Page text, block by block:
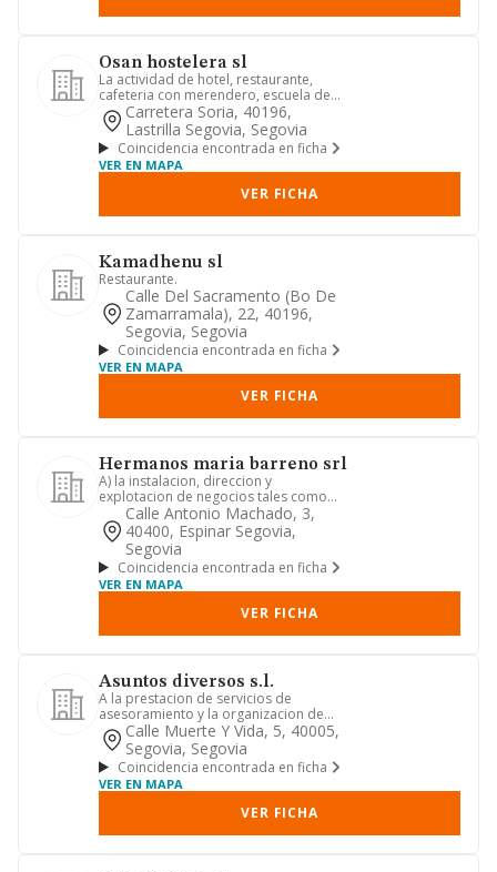
Osan hostelera sl
La actividad de hotel, restaurante,
cafeteria con merendero, escuela de
cocina, servicio de caterin...
Carretera Soria, 40196,
Lastrilla Segovia, Segovia
Coincidencia encontrada en ficha
VER EN MAPA
VER FICHA
Kamadhenu sl
Restaurante.
Calle Del Sacramento (bo De
Zamarramala), 22, 40196,
Segovia, Segovia
Coincidencia encontrada en ficha
VER EN MAPA
VER FICHA
Hermanos maria barreno srl
A) la instalacion, direccion y
explotacion de negocios tales como
bares, restaurantes, discotecas, ...
Calle Antonio Machado, 3,
40400, Espinar Segovia,
Segovia
Coincidencia encontrada en ficha
VER EN MAPA
VER FICHA
Asuntos diversos s.l.
A la prestacion de servicios de
asesoramiento y la organizacion de
espectaculos, tanto musicales, c...
Calle Muerte Y Vida, 5, 40005,
Segovia, Segovia
Coincidencia encontrada en ficha
VER EN MAPA
VER FICHA